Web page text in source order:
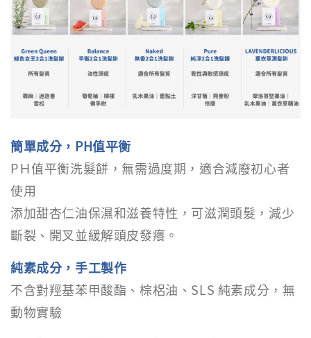
簡單成分，PH值平衡
PＨ值平衡洗髮餅，無需過度期，適合減廢初心者
使用
添加甜杏仁油保濕和滋養特性，可滋潤頭髮，減少
斷裂、開叉並緩解頭皮發癢。
純素成分，手工製作
不含對羥基苯甲酸酯、棕梠油、SLS 純素成分，無
動物實驗